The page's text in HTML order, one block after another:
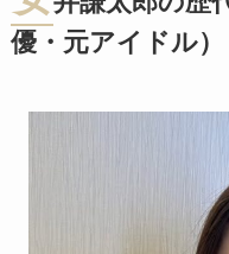
優・元アイドル）